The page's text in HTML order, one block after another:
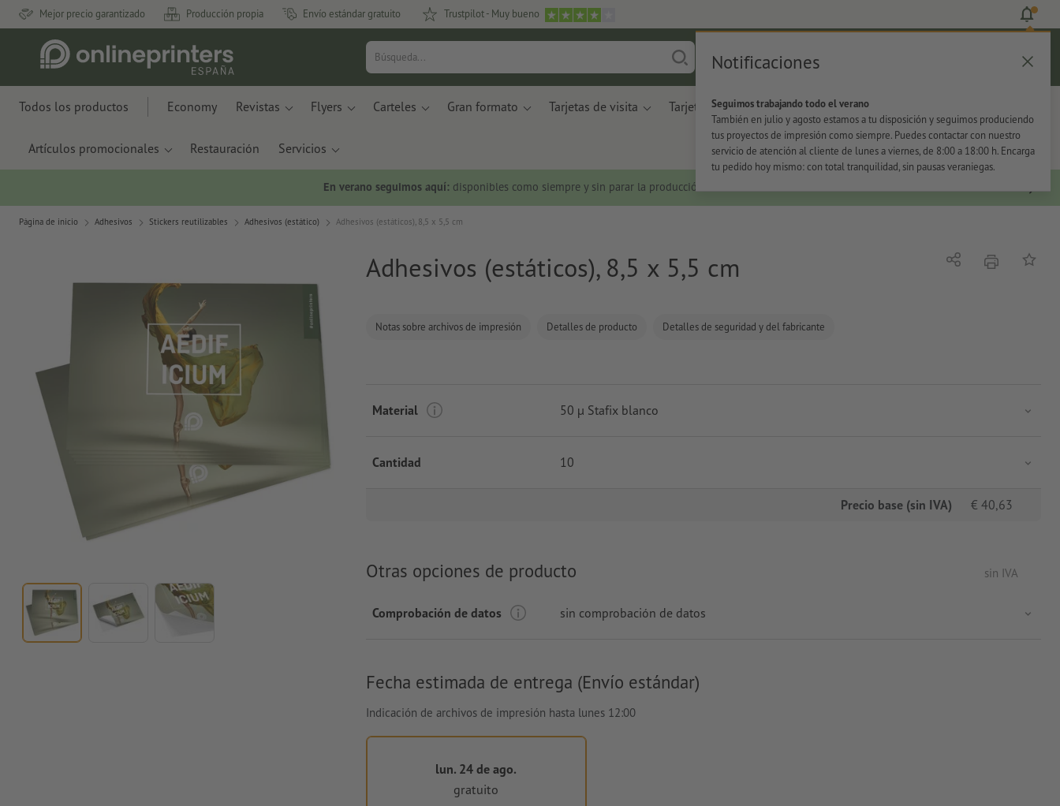
Mejor precio garantizado Producción propia Envío estándar gratuito Trustpilot - Muy bueno
Notificaciones
Seguimos trabajando todo el verano
También en julio y agosto estamos a tu disposición y seguimos produciendo
tus proyectos de impresión como siempre. Puedes contactar con nuestro
servicio de atención al cliente de lunes a viernes, de 8:00 a 18:00 h. Encarga
tu pedido hoy mismo: con total tranquilidad, sin pausas veraniegas.
Cesta
Todos los productos Economy Revistas Flyers Carteles Gran formato Tarjetas de visita Tarjetas Oficina Adhesivos
Artículos promocionales Restauración Servicios
En verano seguimos aquí: disponibles como siempre y sin parar la producción.
Página de inicio Adhesivos Stickers reutilizables Adhesivos (estático) Adhesivos (estáticos), 8,5 x 5,5 cm
Adhesivos (estáticos), 8,5 x 5,5 cm
Notas sobre archivos de impresión Detalles de producto Detalles de seguridad y del fabricante
CompartirimprimirAñadir
Material 50 µ Stafix blanco
Cantidad 10
Precio base (sin IVA) € 40,63
Otras opciones de producto sin IVA
Comprobación de datos sin comprobación de datos
Fecha estimada de entrega (Envío estándar)
Indicación de archivos de impresión hasta lunes 12:00
lun. 24 de ago.
gratuito